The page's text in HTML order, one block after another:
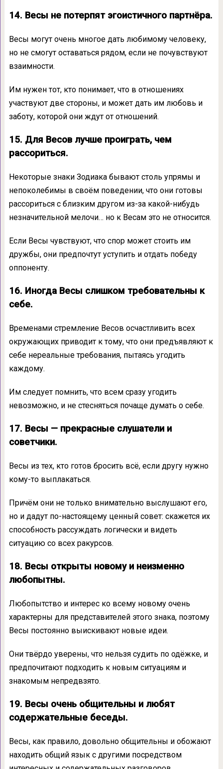
14. Весы не потерпят эгоистичного партнёра.
Весы могут очень многое дать любимому человеку,
но не смогут оставаться рядом, если не почувствуют
взаимности.
Им нужен тот, кто понимает, что в отношениях
участвуют две стороны, и может дать им любовь и
заботу, которой они ждут от отношений.
15. Для Весов лучше проиграть, чем
рассориться.
Некоторые знаки Зодиака бывают столь упрямы и
непоколебимы в своём поведении, что они готовы
рассориться с близким другом из-за какой-нибудь
незначительной мелочи… но к Весам это не относится.
Если Весы чувствуют, что спор может стоить им
дружбы, они предпочтут уступить и отдать победу
оппоненту.
16. Иногда Весы слишком требовательны к
себе.
Временами стремление Весов осчастливить всех
окружающих приводит к тому, что они предъявляют к
себе нереальные требования, пытаясь угодить
каждому.
Им следует помнить, что всем сразу угодить
невозможно, и не стесняться почаще думать о себе.
17. Весы — прекрасные слушатели и
советчики.
Весы из тех, кто готов бросить всё, если другу нужно
кому-то выплакаться.
Причём они не только внимательно выслушают его,
но и дадут по-настоящему ценный совет: скажется их
способность рассуждать логически и видеть
ситуацию со всех ракурсов.
18. Весы открыты новому и неизменно
любопытны.
Любопытство и интерес ко всему новому очень
характерны для представителей этого знака, поэтому
Весы постоянно выискивают новые идеи.
Они твёрдо уверены, что нельзя судить по одёжке, и
предпочитают подходить к новым ситуациям и
знакомым непредвзято.
19. Весы очень общительны и любят
содержательные беседы.
Весы, как правило, довольно общительны и обожают
находить общий язык с другими посредством